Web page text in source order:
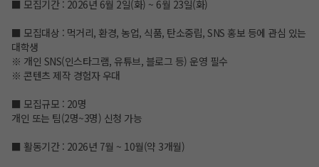
■ 모집기간 : 2026년 6월 2일(화) ~ 6월 23일(화)
■ 모집대상 : 먹거리, 환경, 농업, 식품, 탄소중립, SNS 홍보 등에 관심 있는
대학생
※ 개인 SNS(인스타그램, 유튜브, 블로그 등) 운영 필수
※ 콘텐츠 제작 경험자 우대
■ 모집규모 : 20명
개인 또는 팀(2명~3명) 신청 가능
■ 활동기간 : 2026년 7월 ~ 10월(약 3개월)